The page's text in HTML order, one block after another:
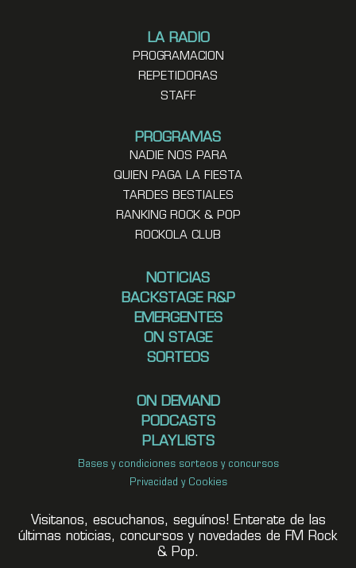
LA RADIO
PROGRAMACION
REPETIDORAS
STAFF
PROGRAMAS
NADIE NOS PARA
QUIEN PAGA LA FIESTA
TARDES BESTIALES
RANKING ROCK & POP
ROCKOLA CLUB
NOTICIAS
BACKSTAGE R&P
EMERGENTES
ON STAGE
SORTEOS
ON DEMAND
PODCASTS
PLAYLISTS
Bases y condiciones sorteos y concursos
Privacidad y Cookies
Visitanos, escuchanos, seguínos! Enterate de las
últimas noticias, concursos y novedades de FM Rock
& Pop.